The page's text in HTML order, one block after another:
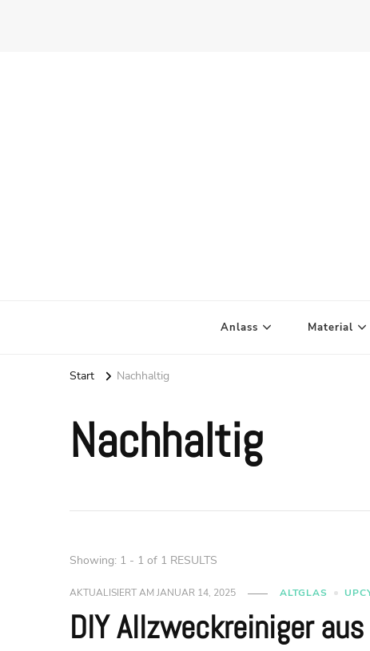
Anlass Material
Start Nachhaltig
Nachhaltig
Showing: 1 - 1 of 1 RESULTS
AKTUALISIERT AMJANUAR 14, 2025 ALTGLAS
DIY Allzweckreiniger